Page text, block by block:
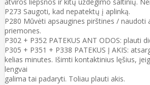
P273 Saugoti, kad nepatektų į aplinką.
P280 Mūvėti apsaugines pirštines / naudoti
priemones.
P302 + P352 PATEKUS ANT ODOS: plauti
P305 + P351 + P338 PATEKUS Į AKIS:
kelias minutes. Išimti kontaktinius lęšius,
lengvai
galima tai padaryti. Toliau plauti akis.